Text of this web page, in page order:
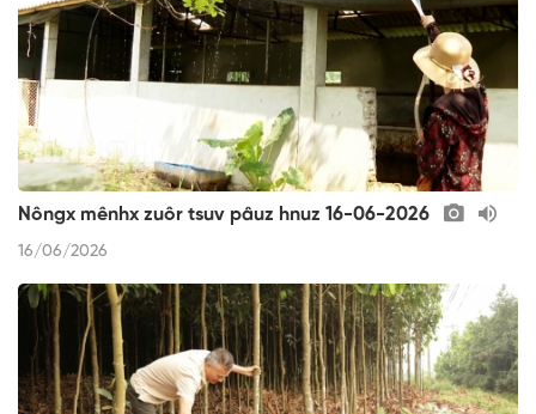
Nôngx mênhx zuôr tsuv pâuz hnuz 16-06-2026
16/06/2026